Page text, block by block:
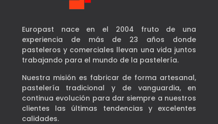
Europast nace en el 2004 fruto de una
experiencia de más de 23 años donde
pasteleros y comerciales llevan una vida juntos
trabajando para el mundo de la pastelería.
Nuestra misión es fabricar de forma artesanal,
pastelería tradicional y de vanguardia, en
continua evolución para dar siempre a nuestros
clientes las últimas tendencias y excelentes
calidades.